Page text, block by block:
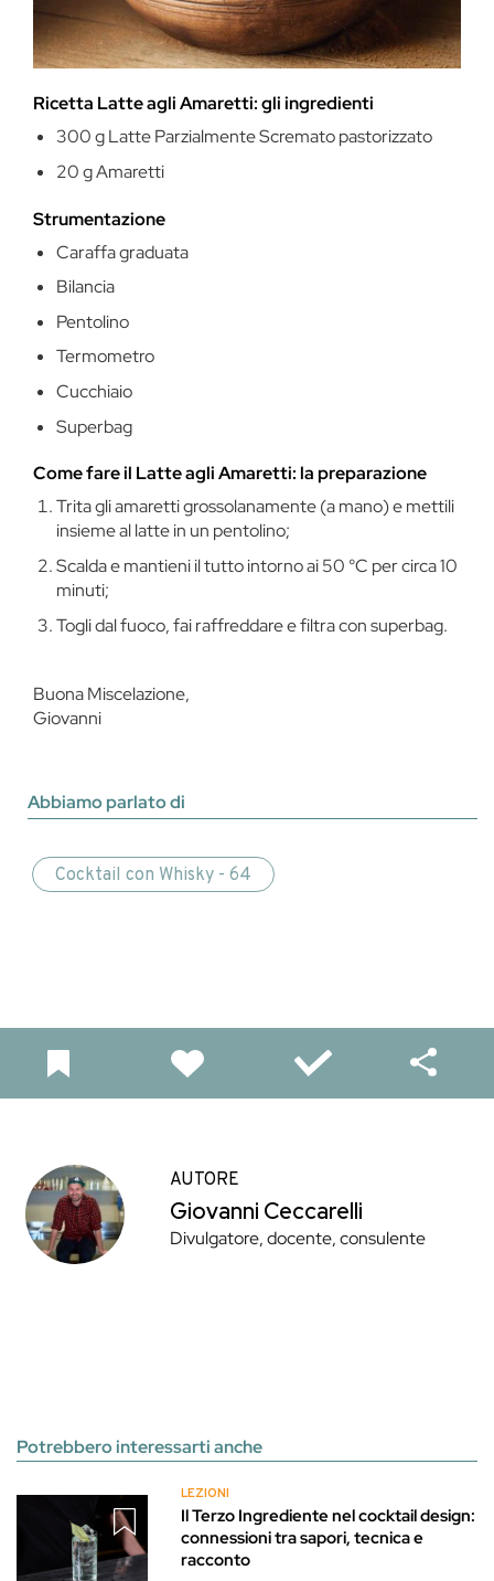
Ricetta Latte agli Amaretti: gli ingredienti
300 g Latte Parzialmente Scremato pastorizzato
20 g Amaretti
Strumentazione
Caraffa graduata
Bilancia
Pentolino
Termometro
Cucchiaio
Superbag
Come fare il Latte agli Amaretti: la preparazione
Trita gli amaretti grossolanamente (a mano) e mettili
insieme al latte in un pentolino;
Scalda e mantieni il tutto intorno ai 50 °C per circa 10
minuti;
Togli dal fuoco, fai raffreddare e filtra con superbag.
Buona Miscelazione,
Giovanni
Abbiamo parlato di
Cocktail con Whisky - 64
AUTORE
Giovanni Ceccarelli
Divulgatore, docente, consulente
Potrebbero interessarti anche
LEZIONI
Il Terzo Ingrediente nel cocktail design:
connessioni tra sapori, tecnica e
racconto